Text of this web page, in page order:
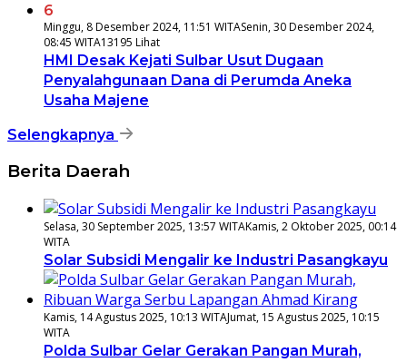
6
Minggu, 8 Desember 2024, 11:51 WITASenin, 30 Desember 2024,
08:45 WITA13195 Lihat
HMI Desak Kejati Sulbar Usut Dugaan
Penyalahgunaan Dana di Perumda Aneka
Usaha Majene
Selengkapnya
Berita Daerah
Selasa, 30 September 2025, 13:57 WITAKamis, 2 Oktober 2025, 00:14
WITA
Solar Subsidi Mengalir ke Industri Pasangkayu
Kamis, 14 Agustus 2025, 10:13 WITAJumat, 15 Agustus 2025, 10:15
WITA
Polda Sulbar Gelar Gerakan Pangan Murah,